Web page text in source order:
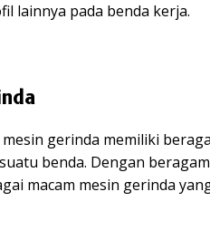
lainnya pada benda kerja.
gerinda memiliki
benda. Dengan
macam mesin gerinda